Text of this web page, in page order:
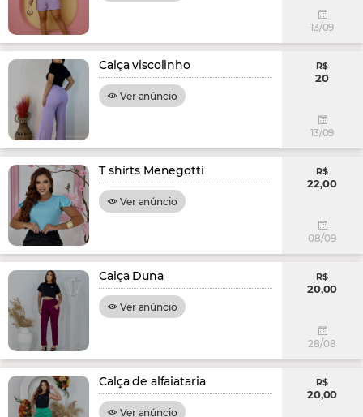
13/09
Calça viscolinho
Ver anúncio
R$
20
13/09
T shirts Menegotti
Ver anúncio
R$
22,00
08/09
Calça Duna
Ver anúncio
R$
20,00
28/08
Calça de alfaiataria
Ver anúncio
R$
20,00